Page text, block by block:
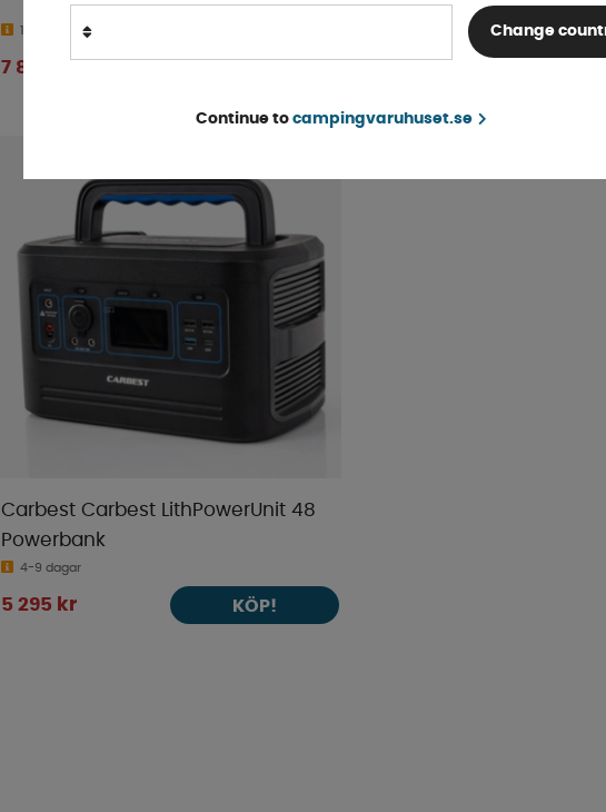
10-15 dagar
7 899 kr
Finns i lager
Carbest Carbest LithPowerUnit 48
Powerbank
4-9 dagar
5 295 kr KÖP!
Change
Continue to campingvaruhuset.se